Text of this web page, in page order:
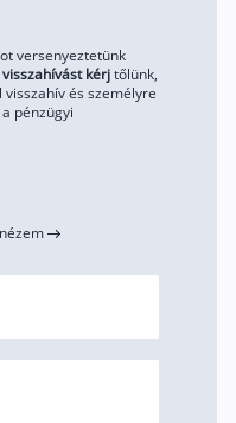
versenyeztetünk
visszahívást kérjtőlünk,
és személyre
pénzügyi